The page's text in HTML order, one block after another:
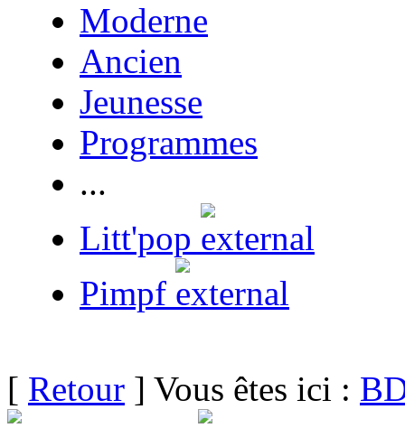
Moderne
Ancien
Jeunesse
Programmes
...
Litt'pop
Pimpf
[ Retour ] Vous êtes ici :